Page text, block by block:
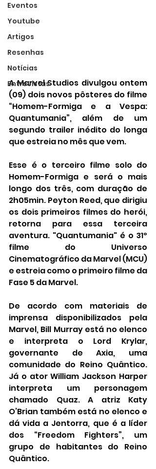
Eventos
Youtube
Artigos
Resenhas
Notícias
Entrevistas
A Marvel Studios divulgou ontem
(09) dois novos pôsteres do filme
“Homem-Formiga e a Vespa:
Quantumania”, além de um
segundo trailer inédito do longa
que estreia no mês que vem.
Esse é o terceiro filme solo do
Homem-Formiga e será o mais
longo dos três, com duração de
2h05min. Peyton Reed, que dirigiu
os dois primeiros filmes do herói,
retorna para essa terceira
aventura. "Quantumania" é o 31º
filme do Universo
Cinematográfico da Marvel (MCU)
e estreia como o primeiro filme da
Fase 5 da Marvel.
De acordo com materiais de
imprensa disponibilizados pela
Marvel, Bill Murray está no elenco
e interpreta o Lord Krylar,
governante de Axia, uma
comunidade do Reino Quântico.
Já o ator William Jackson Harper
interpreta um personagem
chamado Quaz. A atriz Katy
O’Brian também está no elenco e
dá vida a Jentorra, que é a líder
dos “Freedom Fighters”, um
grupo de habitantes do Reino
Quântico.